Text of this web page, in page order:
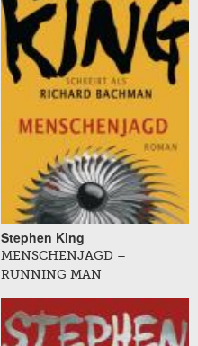
Stephen King
MENSCHENJAGD –
RUNNING MAN